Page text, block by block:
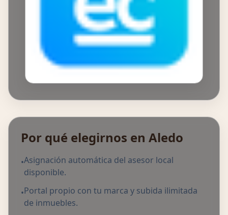
Por qué elegirnos en Aledo
•Asignación automática del asesor local
disponible.
•Portal propio con tu marca y subida ilimitada
de inmuebles.